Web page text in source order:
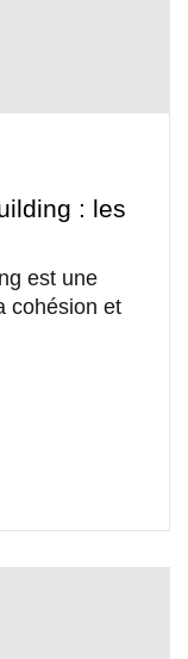
: les
est une
cohésion et